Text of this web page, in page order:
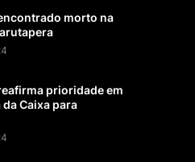
morto na
prioridade em
Caixa para